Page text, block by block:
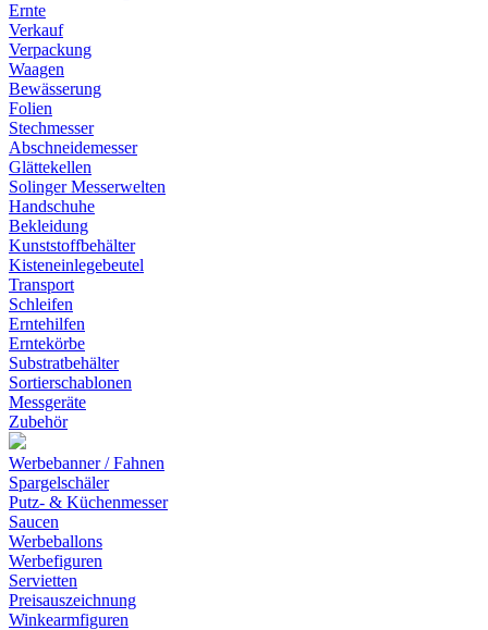
Ernte
Verkauf
Verpackung
Waagen
Bewässerung
Folien
Stechmesser
Abschneidemesser
Glättekellen
Solinger Messerwelten
Handschuhe
Bekleidung
Kunststoffbehälter
Kisteneinlegebeutel
Transport
Schleifen
Erntehilfen
Erntekörbe
Substratbehälter
Sortierschablonen
Messgeräte
Zubehör
Werbebanner / Fahnen
Spargelschäler
Putz- & Küchenmesser
Saucen
Werbeballons
Werbefiguren
Servietten
Preisauszeichnung
Winkearmfiguren